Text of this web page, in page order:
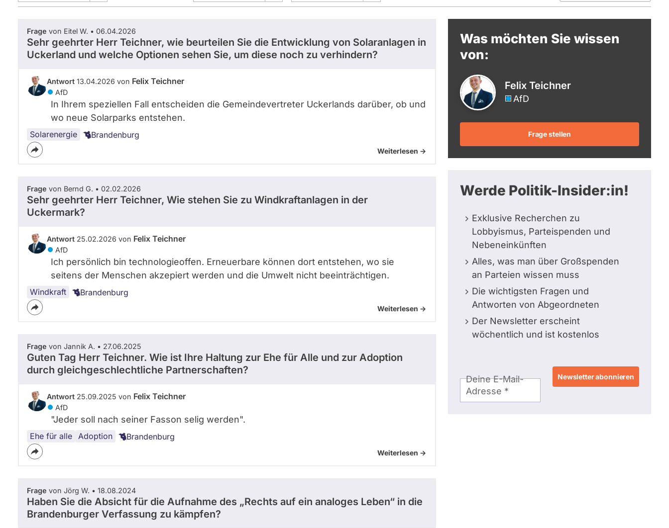
berücksichtigt.
Frage von Eitel W. • 06.04.2026
Sehr geehrter Herr Teichner, wie beurteilen Sie die Entwicklung von Solaranlagen in
Uckerland und welche Optionen sehen Sie, um diese noch zu verhindern?
Antwort 13.04.2026 von Felix Teichner
AfD
In Ihrem speziellen Fall entscheiden die Gemeindevertreter Uckerlands darüber, ob und
wo neue Solarparks entstehen.
Solarenergie Brandenburg
Weiterlesen ->
Frage von Bernd G. • 02.02.2026
Sehr geehrter Herr Teichner, Wie stehen Sie zu Windkraftanlagen in der
Uckermark?
Antwort 25.02.2026 von Felix Teichner
AfD
Ich persönlich bin technologieoffen. Erneuerbare können dort entstehen, wo sie
seitens der Menschen akzepiert werden und die Umwelt nicht beeinträchtigen.
Windkraft Brandenburg
Weiterlesen ->
Frage von Jannik A. • 27.06.2025
Guten Tag Herr Teichner. Wie ist Ihre Haltung zur Ehe für Alle und zur Adoption
durch gleichgeschlechtliche Partnerschaften?
Antwort 25.09.2025 von Felix Teichner
AfD
"Jeder soll nach seiner Fasson selig werden".
Ehe für alle Adoption
Queer Brandenburg
Weiterlesen ->
Frage von Jörg W. • 18.08.2024
Haben Sie die Absicht für die Aufnahme des „Rechts auf ein analoges Leben“ in die
Brandenburger Verfassung zu kämpfen?
Was möchten Sie wissen
von:
Felix Teichner
AfD
Frage stellen
Werde Politik-Insider:in!
Exklusive Recherchen zu
Lobbyismus, Parteispenden und
Nebeneinkünften
Alles, was man über Großspenden
an Parteien wissen muss
Die wichtigsten Fragen und
Antworten von Abgeordneten
Der Newsletter erscheint
wöchentlich und ist kostenlos
Mail-
Adresse
Deine E-Mail-
Adresse